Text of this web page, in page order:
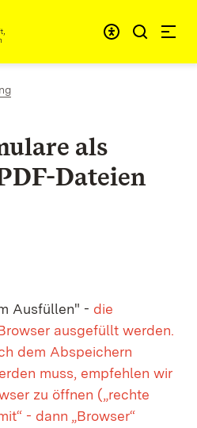
als
Dateien
Ausfüllen" - die
ausgefüllt werden.
dem Abspeichern
muss, empfehlen wir
zu öffnen („rechte
- dann „Browser“